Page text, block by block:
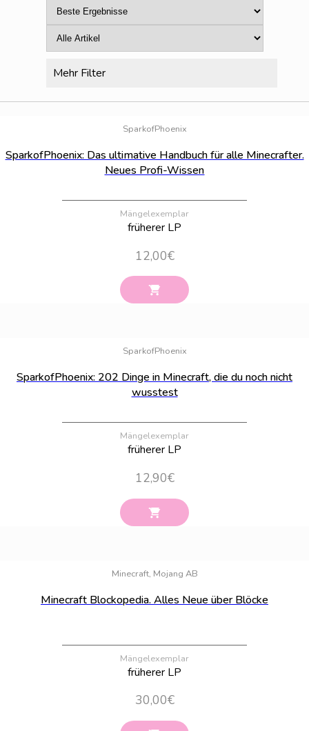
Mehr Filter
SparkofPhoenix
SparkofPhoenix: Das ultimative Handbuch für alle Minecrafter.
Neues Profi-Wissen
Mängelexemplar
früherer LP
12,00€
SparkofPhoenix
SparkofPhoenix: 202 Dinge in Minecraft, die du noch nicht
wusstest
Mängelexemplar
früherer LP
12,90€
Minecraft, Mojang AB
Minecraft Blockopedia. Alles Neue über Blöcke
Mängelexemplar
früherer LP
30,00€